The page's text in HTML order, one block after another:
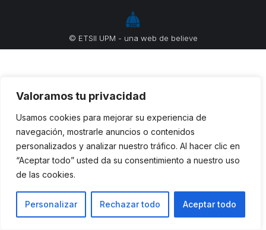
Valoramos tu privacidad
Usamos cookies para mejorar su experiencia de
navegación, mostrarle anuncios o contenidos
personalizados y analizar nuestro tráfico. Al hacer clic en
“Aceptar todo” usted da su consentimiento a nuestro uso
de las cookies.
Personalizar Rechazar todo Aceptar todo
© ETSII UPM - una web de believe